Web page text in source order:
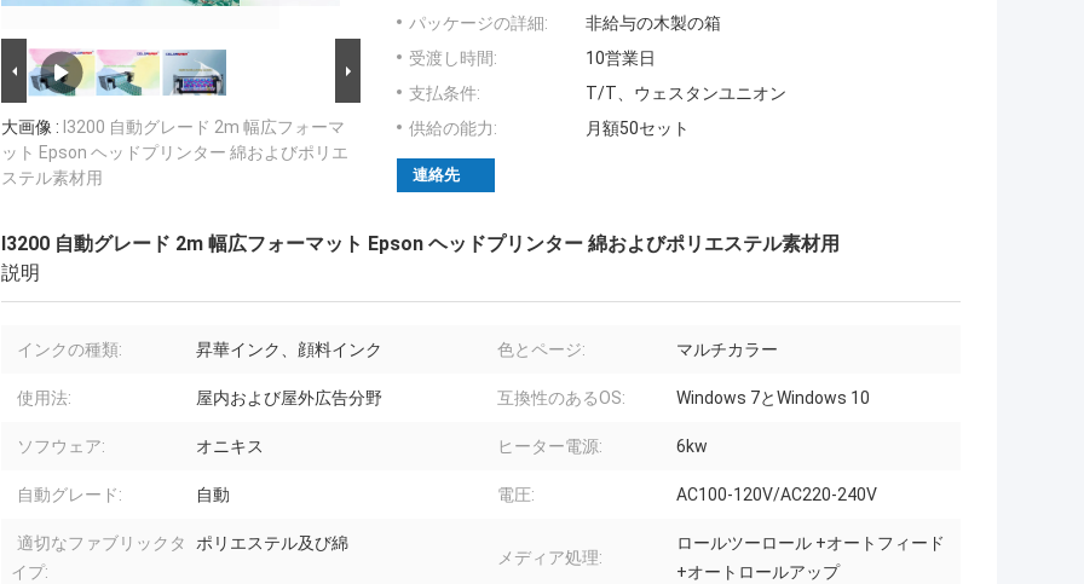
大画像 : I3200 自動グレード 2m 幅広フォーマ
ット Epson ヘッドプリンター 綿およびポリエ
ステル素材用
パッケージの詳細:
非給与の木製の箱
受渡し時間:
10営業日
支払条件:
T/T、ウェスタンユニオン
供給の能力:
月額50セット
連絡先
I3200 自動グレード 2m 幅広フォーマット Epson ヘッドプリンター 綿およびポリエステル素材用
説明
インクの種類: 昇華インク、顔料インク 色とページ: マルチカラー
使用法: 屋内および屋外広告分野 互換性のあるOS: Windows 7とWindows 10
ソフウェア: オニキス ヒーター電源: 6kw
自動グレード: 自動 電圧: AC100-120V/AC220-240V
適切なファブリックタ
イプ:
ポリエステル及び綿
メディア処理:
ロールツーロール +オートフィード
+オートロールアップ